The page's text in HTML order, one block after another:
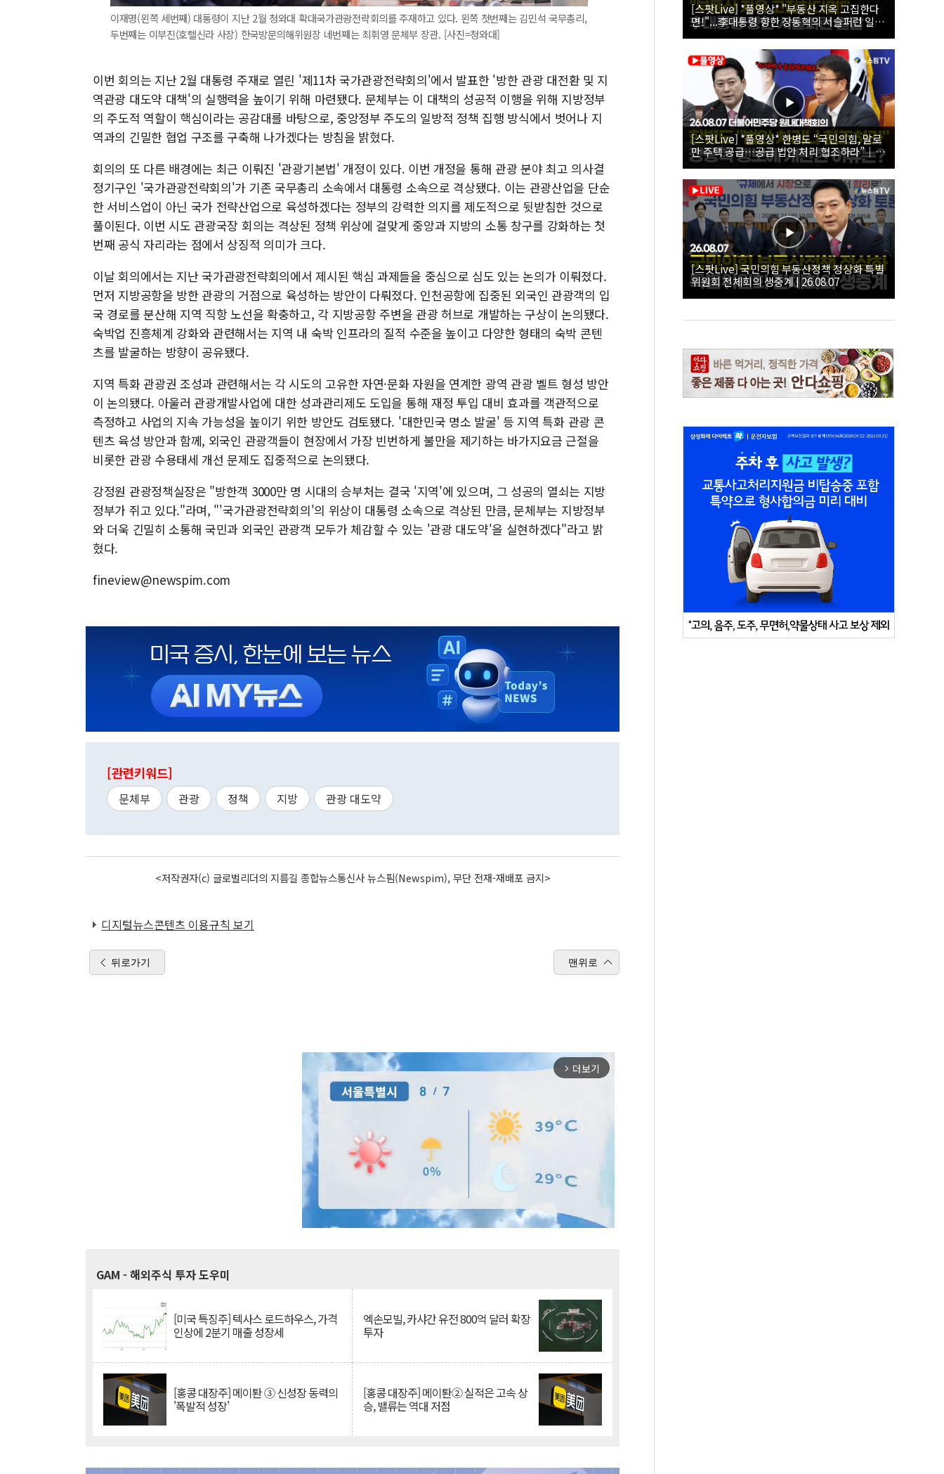
이재명(왼쪽 세번째) 대통령이 지난 2월 청와대 확대국가관광전략회의를 주재하고 있다. 왼쪽 첫번째는 김민석 국무총리,
두번째는 이부진(호텔신라 사장) 한국방문의해위원장 네번째는 최휘영 문체부 장관. [사진=청와대]
이번 회의는 지난 2월 대통령 주재로 열린 '제11차 국가관광전략회의'에서 발표한 '방한 관광 대전환 및 지
역관광 대도약 대책'의 실행력을 높이기 위해 마련됐다. 문체부는 이 대책의 성공적 이행을 위해 지방정부
의 주도적 역할이 핵심이라는 공감대를 바탕으로, 중앙정부 주도의 일방적 정책 집행 방식에서 벗어나 지
역과의 긴밀한 협업 구조를 구축해 나가겠다는 방침을 밝혔다.
회의의 또 다른 배경에는 최근 이뤄진 '관광기본법' 개정이 있다. 이번 개정을 통해 관광 분야 최고 의사결
정기구인 '국가관광전략회의'가 기존 국무총리 소속에서 대통령 소속으로 격상됐다. 이는 관광산업을 단순
한 서비스업이 아닌 국가 전략산업으로 육성하겠다는 정부의 강력한 의지를 제도적으로 뒷받침한 것으로
풀이된다. 이번 시도 관광국장 회의는 격상된 정책 위상에 걸맞게 중앙과 지방의 소통 창구를 강화하는 첫
번째 공식 자리라는 점에서 상징적 의미가 크다.
이날 회의에서는 지난 국가관광전략회의에서 제시된 핵심 과제들을 중심으로 심도 있는 논의가 이뤄졌다.
먼저 지방공항을 방한 관광의 거점으로 육성하는 방안이 다뤄졌다. 인천공항에 집중된 외국인 관광객의 입
국 경로를 분산해 지역 직항 노선을 확충하고, 각 지방공항 주변을 관광 허브로 개발하는 구상이 논의됐다.
숙박업 진흥체계 강화와 관련해서는 지역 내 숙박 인프라의 질적 수준을 높이고 다양한 형태의 숙박 콘텐
츠를 발굴하는 방향이 공유됐다.
지역 특화 관광권 조성과 관련해서는 각 시도의 고유한 자연·문화 자원을 연계한 광역 관광 벨트 형성 방안
이 논의됐다. 아울러 관광개발사업에 대한 성과관리제도 도입을 통해 재정 투입 대비 효과를 객관적으로
측정하고 사업의 지속 가능성을 높이기 위한 방안도 검토됐다. '대한민국 명소 발굴' 등 지역 특화 관광 콘
텐츠 육성 방안과 함께, 외국인 관광객들이 현장에서 가장 빈번하게 불만을 제기하는 바가지요금 근절을
비롯한 관광 수용태세 개선 문제도 집중적으로 논의됐다.
강정원 관광정책실장은 "방한객 3000만 명 시대의 승부처는 결국 '지역'에 있으며, 그 성공의 열쇠는 지방
정부가 쥐고 있다."라며, "'국가관광전략회의'의 위상이 대통령 소속으로 격상된 만큼, 문체부는 지방정부
와 더욱 긴밀히 소통해 국민과 외국인 관광객 모두가 체감할 수 있는 '관광 대도약'을 실현하겠다"라고 밝
혔다.
fineview@newspim.com
[관련키워드]
문체부 관광 정책 지방 관광 대도약
<저작권자(c) 글로벌리더의 지름길 종합뉴스통신사 뉴스핌(Newspim), 무단 전재-재배포 금지>
디지털뉴스콘텐츠 이용규칙 보기
뒤로가기 맨위로
arrow_forward_ios 더보기
GAM - 해외주식 투자 도우미
[미국 특징주] 텍사스 로드하우스, 가격
인상에 2분기 매출 성장세
엑손모빌, 카샤간 유전 800억 달러 확장
투자
[홍콩 대장주] 메이퇀 ③ 신성장 동력의
'폭발적 성장'
[홍콩 대장주] 메이퇀② 실적은 고속 상
승, 밸류는 역대 저점
[스팟Live] *풀영상* "부동산 지옥 고집한다
면!"...李대통령 향한 장동혁의 서슬퍼런 일갈
| 26.08.07 국민의힘 부동산정책 정상화 특별
위원회 전체회의
[스팟Live] *풀영상* 한병도 “국민의힘, 말로
만 주택 공급…공급 법안 처리 협조하라”｜
26.08.07 더불어민주당 원내대책회의
[스팟Live] 국민의힘 부동산정책 정상화 특별
위원회 전체회의 생중계 | 26.08.07